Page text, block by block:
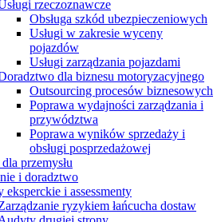
rzeczoznawcze
Obsługa szkód ubezpieczeniowych
Usługi w zakresie wyceny
pojazdów
Usługi zarządzania pojazdami
dla biznesu motoryzacyjnego
Outsourcing procesów biznesowych
Poprawa wydajności zarządzania i
przywództwa
Poprawa wyników sprzedaży i
obsługi posprzedażowej
przemysłu
i doradztwo
eksperckie i assessmenty
ryzykiem łańcucha dostaw